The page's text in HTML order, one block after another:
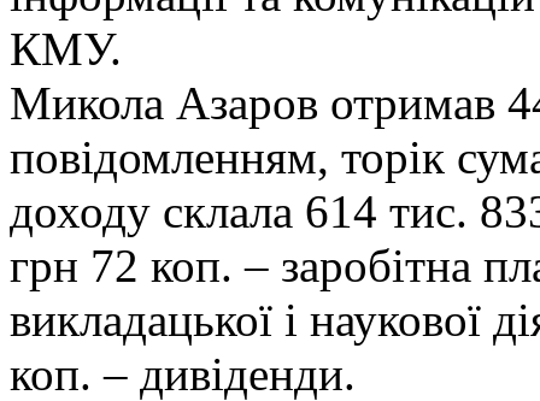
КМУ.
Микола Азаров отримав
повідомленням, торік
доходу склала 614 тис.
грн 72 коп. – заробітна
викладацької і наукової
коп. – дивіденди.